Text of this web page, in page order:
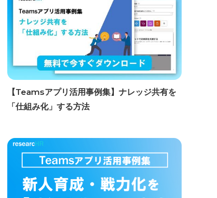
【Teamsアプリ活用事例集】ナレッジ共有を
「仕組み化」する方法